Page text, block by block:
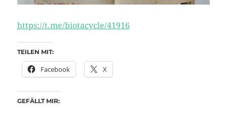
https://t.me/biotacycle/41916
TEILEN MIT:
Facebook X
GEFÄLLT MIR: